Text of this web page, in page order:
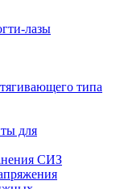
лазы
типа
для
СИЗ